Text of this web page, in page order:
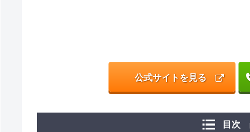
公式サイトを見る
目次